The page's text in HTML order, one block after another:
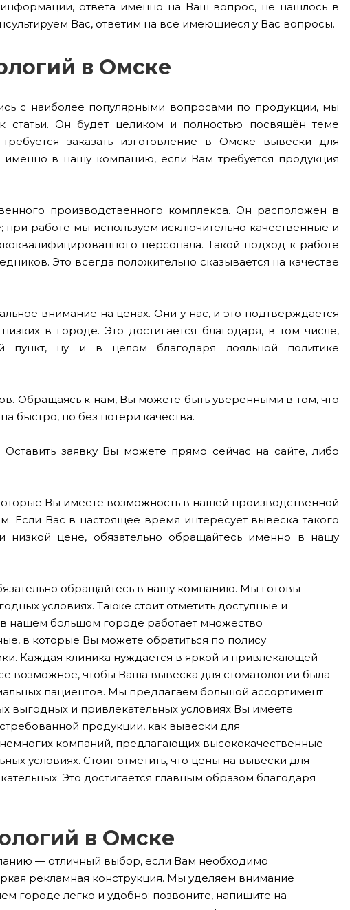
ответа именно на Ваш вопрос, не нашлось в
Вас, ответим на все имеющиеся у Вас вопросы.
в Омске
с наиболее популярными вопросами по продукции, мы
Он будет целиком и полностью посвящён теме
заказать изготовление в Омске вывески для
именно в нашу компанию, если Вам требуется продукция
производственного комплекса. Он расположен в
работе мы используем исключительно качественные и
персонала. Такой подход к работе
Это всегда положительно сказывается на качестве
внимание на ценах. Они у нас, и это подтверждается
в городе. Это достигается благодаря, в том числе,
пункт, ну и в целом благодаря лояльной политике
Обращаясь к нам, Вы можете быть уверенными в том, что
быстро, но без потери качества.
заявку Вы можете прямо сейчас на сайте, либо
Вы имеете возможность в нашей производственной
Если Вас в настоящее время интересует вывеска такого
низкой цене, обязательно обращайтесь именно в нашу
обращайтесь в нашу компанию. Мы готовы
условиях. Также стоит отметить доступные и
нашем большом городе работает множество
в которые Вы можете обратиться по полису
Каждая клиника нуждается в яркой и привлекающей
возможное, чтобы Ваша вывеска для стоматологии была
пациентов. Мы предлагаем большой ассортимент
и привлекательных условиях Вы имеете
продукции, как вывески для
компаний, предлагающих высококачественные
условиях. Стоит отметить, что цены на вывески для
Это достигается главным образом благодаря
в Омске
— отличный выбор, если Вам необходимо
рекламная конструкция. Мы уделяем внимание
городе легко и удобно: позвоните, напишите на